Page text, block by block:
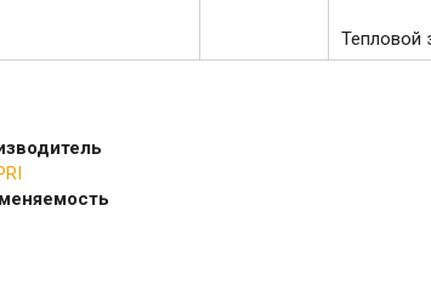
Тепловой